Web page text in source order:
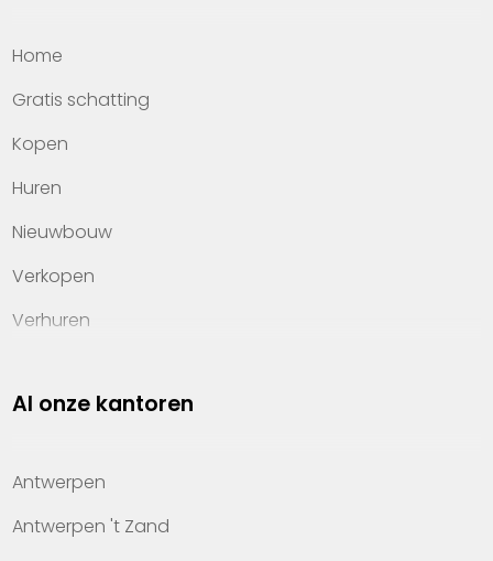
Home
Gratis schatting
Kopen
Huren
Nieuwbouw
Verkopen
Verhuren
Property management
Kennis van wonen
Kantoren
Al onze kantoren
Antwerpen
Antwerpen 't Zand